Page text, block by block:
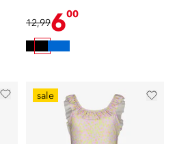
mouwen en print
12,99600
sale